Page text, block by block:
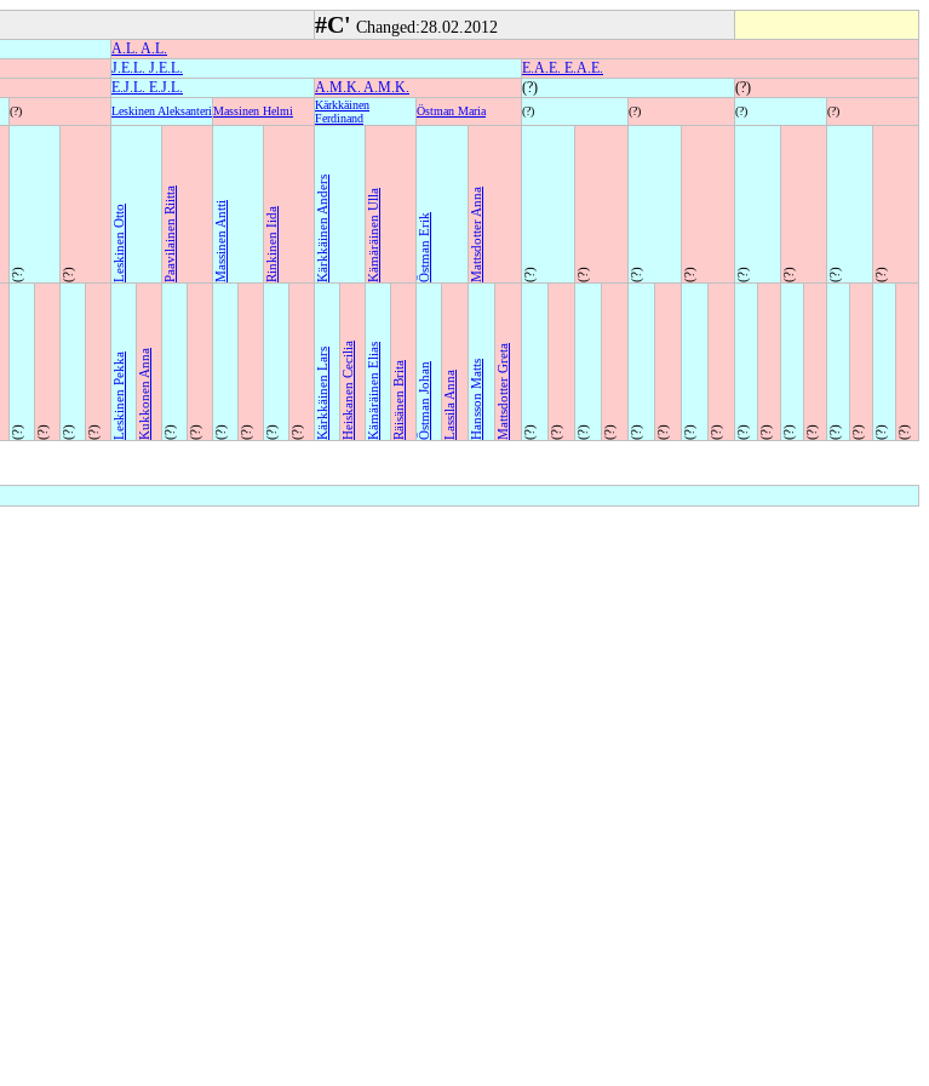
#C' Changed:28.02.2012
A.L. A.L.
J.E.L. J.E.L.
E.A.E. E.A.E.
E.J.L. E.J.L. A.M.K. A.M.K. (?) (?)
(?) Leskinen AleksanteriMassinen Helmi
Kärkkäinen
Ferdinand
Östman Maria (?) (?) (?) (?)
(?) (?) Leskinen Otto Paavilainen Riitta Massinen Antti Rinkinen Iida Kärkkäinen Anders Kämäräinen Ulla Östman Erik Mattsdotter Anna (?) (?) (?) (?) (?) (?) (?) (?)
(?) (?) (?) (?) Leskinen PekkaKukkonen Anna (?) (?) (?) (?) (?) (?) Kärkkäinen LarsHeiskanen CeciliaKämäräinen EliasRäisänen Brita Östman Johan Lassila Anna Hansson Matts Mattsdotter Greta (?) (?) (?) (?) (?) (?) (?) (?) (?) (?) (?) (?) (?) (?) (?) (?)